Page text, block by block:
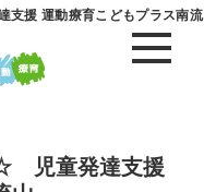
支援 運動療育こどもプラス南流
児童発達支援